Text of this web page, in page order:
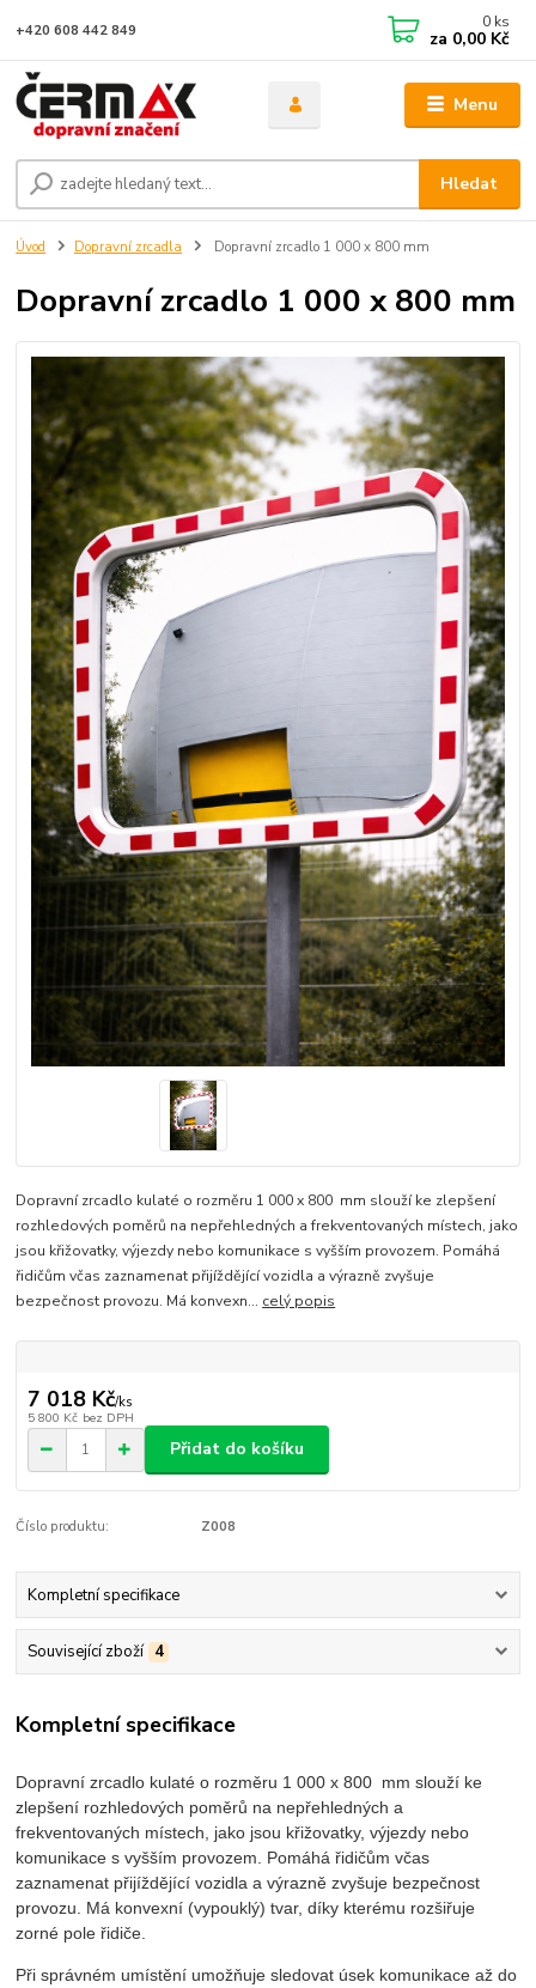
Menu
Hledat
+420 608 442 849 0 ks
za 0,00 Kč
Úvod Dopravní zrcadla Dopravní zrcadlo 1 000 x 800 mm
Dopravní zrcadlo 1 000 x 800 mm
Dopravní zrcadlo kulaté o rozměru 1 000 x 800 mm slouží ke zlepšení
rozhledových poměrů na nepřehledných a frekventovaných místech, jako
jsou křižovatky, výjezdy nebo komunikace s vyšším provozem. Pomáhá
řidičům včas zaznamenat přijíždějící vozidla a výrazně zvyšuje
bezpečnost provozu. Má konvexn... celý popis
7 018 Kč/ks
5 800 Kč bez DPH
Přidat do košíku
Číslo produktu: Z008
Kompletní specifikace
Související zboží 4
Kompletní specifikace
Dopravní zrcadlo kulaté o rozměru 1 000 x 800 mm slouží ke
zlepšení rozhledových poměrů na nepřehledných a
frekventovaných místech, jako jsou křižovatky, výjezdy nebo
komunikace s vyšším provozem. Pomáhá řidičům včas
zaznamenat přijíždějící vozidla a výrazně zvyšuje bezpečnost
provozu. Má konvexní (vypouklý) tvar, díky kterému rozšiřuje
zorné pole řidiče.
Při správném umístění umožňuje sledovat úsek komunikace až do